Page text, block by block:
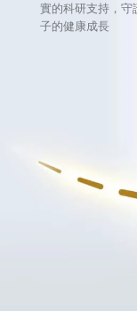
實的科研支持，守
子的健康成長